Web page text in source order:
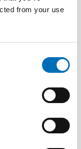
from your use